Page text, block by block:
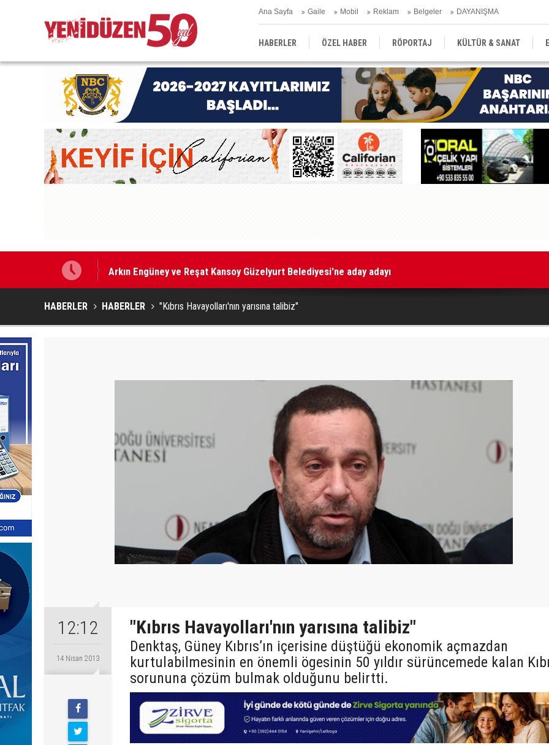
Ana Sayfa Gaile Mobil Reklam Belgeler DAYANIŞMA
HABERLER ÖZEL HABER RÖPORTAJ KÜLTÜR & SANAT
EĞİTİM YEREL YÖNETİM DERGİLER SEKTÖR
Arkın Engüney ve Reşat Kansoy Güzelyurt Belediyesi'ne aday adayı
HABERLER HABERLER "Kıbrıs Havayolları'nın yarısına talibiz"
12:12
14 Nisan 2013
"Kıbrıs Havayolları'nın yarısına talibiz"
Denktaş, Güney Kıbrıs’ın içerisine düştüğü ekonomik açmazdan
kurtulabilmesinin en önemli ögesinin 50 yıldır sürüncemede kalan
sorununa çözüm bulmak olduğunu belirtti.